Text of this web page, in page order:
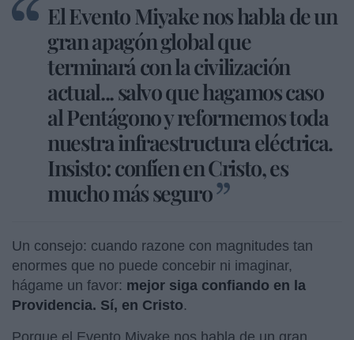
El Evento Miyake nos habla de un
gran apagón global que
terminará con la civilización
actual... salvo que hagamos caso
al Pentágono y reformemos toda
nuestra infraestructura eléctrica.
Insisto: confíen en Cristo, es
mucho más seguro
Un consejo: cuando razone con magnitudes tan
enormes que no puede concebir ni imaginar,
hágame un favor: mejor siga confiando en la
Providencia. Sí, en Cristo.
Porque el Evento Miyake nos habla de un gran